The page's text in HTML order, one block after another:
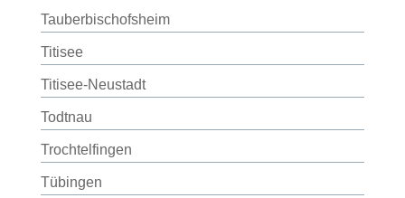
Tauberbischofsheim
Titisee
Titisee-Neustadt
Todtnau
Trochtelfingen
Tübingen